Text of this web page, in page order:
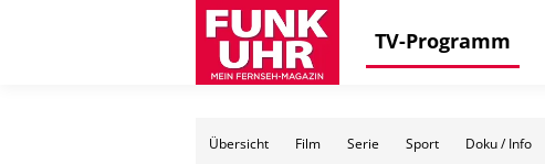
TV-Programm
Übersicht Film Serie Sport Doku / Info